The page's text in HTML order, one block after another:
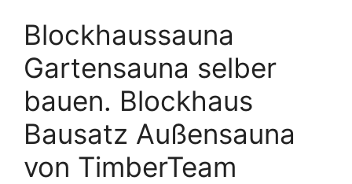
Blockhaussauna
Gartensauna selber
bauen. Blockhaus
Bausatz Außensauna
von TimberTeam